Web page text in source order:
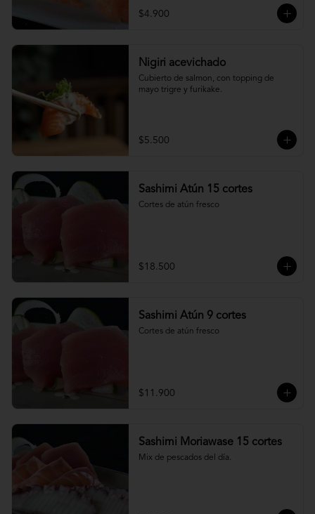
$4.900
Nigiri acevichado
Cubierto de salmon, con topping de
mayo trigre y furikake.
$5.500
Sashimi Atún 15 cortes
Cortes de atún fresco
$18.500
Sashimi Atún 9 cortes
Cortes de atún fresco
$11.900
Sashimi Moriawase 15 cortes
Mix de pescados del día.